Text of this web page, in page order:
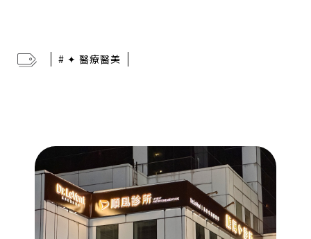
# ✦ 醫療醫美